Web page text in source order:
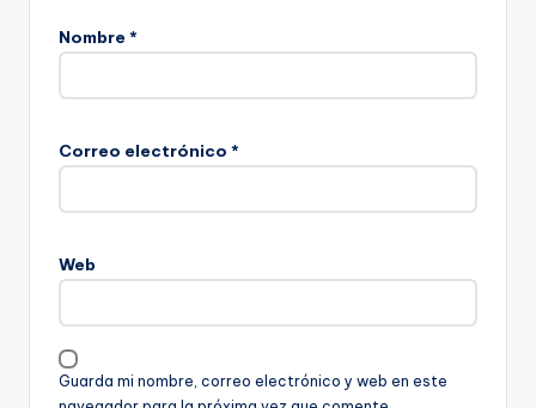
Nombre *
Correo electrónico *
Web
Guarda mi nombre, correo electrónico y web en este